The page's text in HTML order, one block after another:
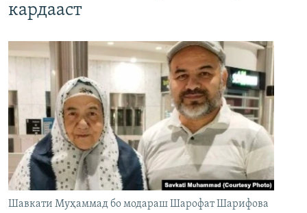
кардааст
Шавкати Муҳаммад бо модараш Шарофат Шарифова